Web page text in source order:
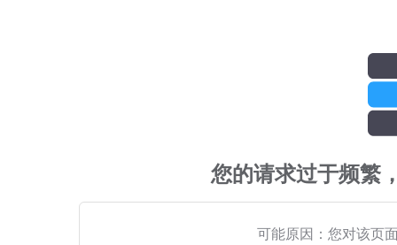
您的请求过于频繁
可能原因：您对该页